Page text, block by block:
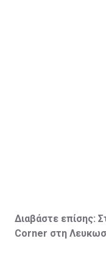
Διαβάστε επίσης:
Corner στη